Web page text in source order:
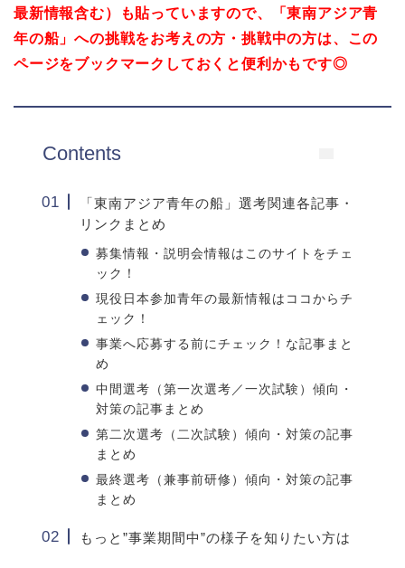
最新情報含む）も貼っていますので、「東南アジア青
年の船」への挑戦をお考えの方・挑戦中の方は、この
ページをブックマークしておくと便利かもです◎
Contents
「東南アジア青年の船」選考関連各記事・
リンクまとめ
募集情報・説明会情報はこのサイトをチェ
ック！
現役日本参加青年の最新情報はココからチ
ェック！
事業へ応募する前にチェック！な記事まと
め
中間選考（第一次選考／一次試験）傾向・
対策の記事まとめ
第二次選考（二次試験）傾向・対策の記事
まとめ
最終選考（兼事前研修）傾向・対策の記事
まとめ
もっと”事業期間中”の様子を知りたい方は